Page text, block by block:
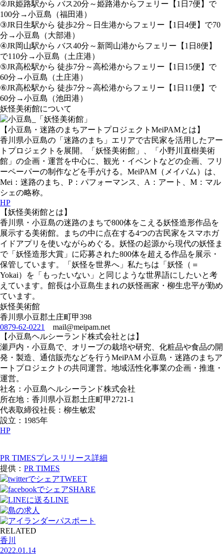
②JR姫路駅から バス20分～姫路港からフェリー【1日7便】で
100分→小豆島（福田港）
③JR日生駅から 徒歩2分～日生港からフェリー【1日4便】で70
分→小豆島（大部港）
④JR岡山駅から バス40分～新岡山港からフェリー【1日8便】
で110分→小豆島（土庄港）
⑤JR高松駅から 徒歩7分～高松港からフェリー【1日15便】で
60分→小豆島（土庄港）
⑥JR高松駅から 徒歩7分～高松港からフェリー【1日11便】で
60分→小豆島（池田港）
妖怪美術館について
【小豆島・迷路のまちアートプロジェクトMeiPAMとは】
香川県小豆島の「迷路のまち」エリアで古民家を活用したアー
トプロジェクトを展開。「妖怪美術館」、「小野川直樹美術
館」の企画・運営を中心に、観光・イベントなどの企画、フリ
ーペーパーの制作などを手がける。MeiPAM（メイパム）は、
Mei：迷路のまち、P：パフォーマンス、A：アート、M：マル
シェの略称。
HP
【妖怪美術館とは】
香川県・小豆島の迷路のまちで800体をこえる妖怪造形作品を
展示する美術館。まちの中に点在する4つの古民家をスマホガ
イドアプリを使いながらめぐる。妖怪の起源から現代の妖怪ま
で「妖怪造形大賞」に応募された800体を超える作品を展示・
保管しています。「妖怪を世界へ」私たちは「妖怪（＝
Yokai）を「もったいない」と同じような世界語にしたいと考
えています。館長は小豆島生まれの妖怪画家・柳生忠平が勤め
ています。
妖怪美術館
香川県小豆郡土庄町甲398
0879-62-0221
mail@meipam.net
【小豆島ヘルシーランド株式会社とは】
瀬戸内・小豆島で、オリーブの栽培や研究、化粧品や食品の開
発・製造、通信販売などを行うMeiPAM 小豆島・迷路のまちア
ートプロジェクトの共同運営。地域活性化事業の企画・推進・
運営。
社名：小豆島ヘルシーランド株式会社
所在地：香川県小豆郡土庄町甲2721-1
代表取締役社長：柳生敏宏
設立：1985年
HP
PR TIMESプレスリリース詳細
提供： PR TIMES
TWEET
SHARE
LINE
RELATED
香川
2022.01.14